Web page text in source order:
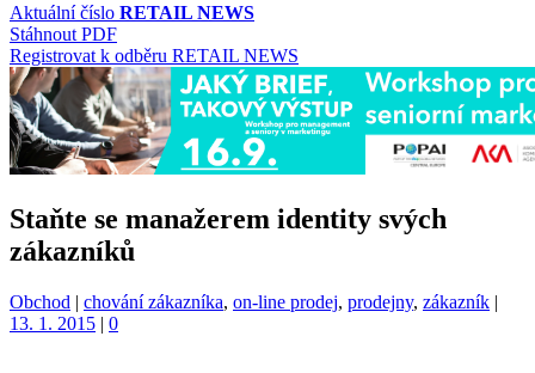
Aktuální číslo RETAIL NEWS
Stáhnout PDF
Registrovat k odběru RETAIL NEWS
Staňte se manažerem identity svých
zákazníků
Kategorie:
Obchod | Štítky:
chování zákazníka, on-line prodej, prodejny, zákazník |
13. 1. 2015 | 0